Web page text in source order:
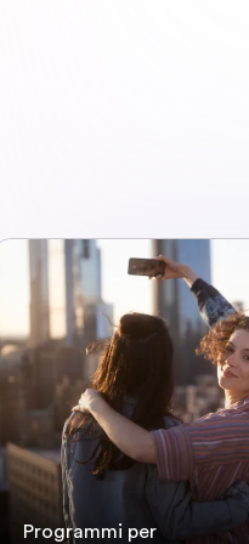
Programmi per